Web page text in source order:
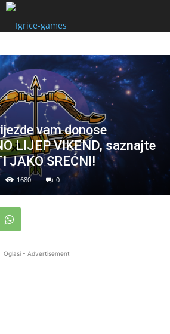
vam donose
LIJEP VIKEND, saznajte
JAKO SREĆNI!
1680 0
Oglasi - Advertisement